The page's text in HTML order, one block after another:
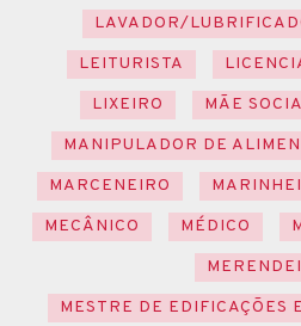
LAVADOR/
LEITURISTA
LIXEIRO
MÃE
MANIPULADOR DE
MARCENEIRO
MECÂNICO
MÉDICO
MESTRE DE EDIFICAÇÕES